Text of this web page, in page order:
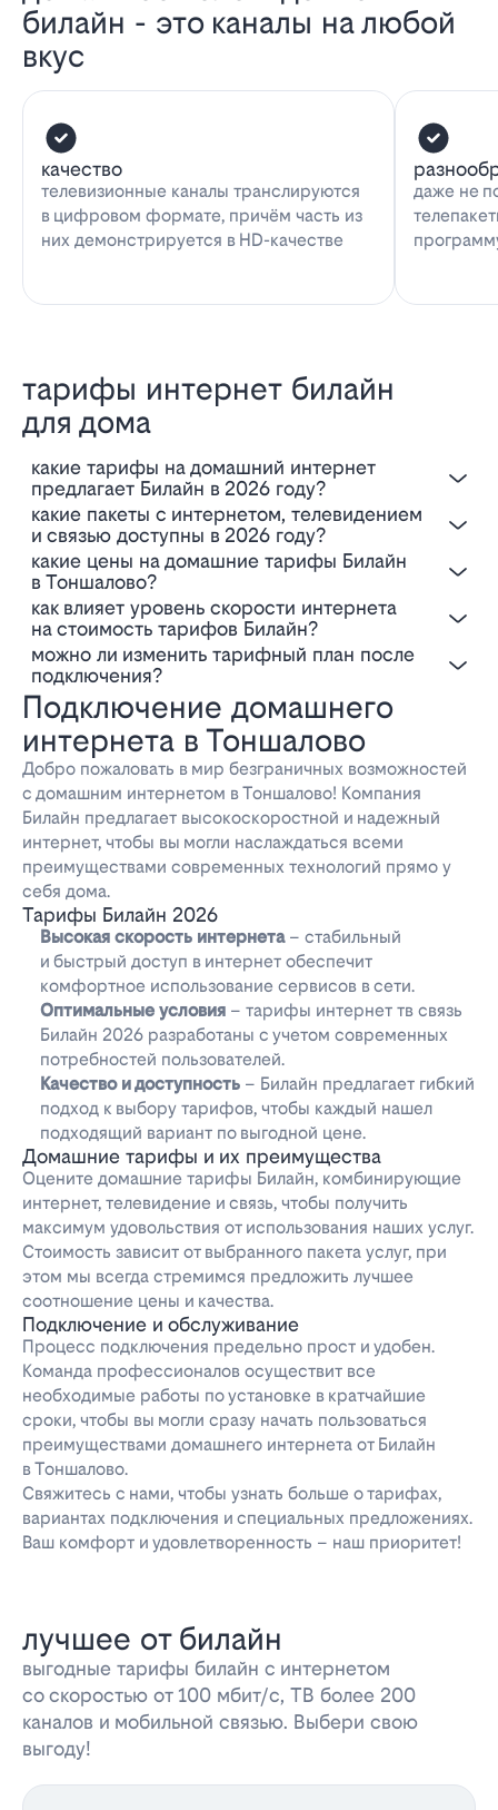
билайн - это каналы на любой
вкус
качество
телевизионные каналы транслируются
в цифровом формате, причём часть из
них демонстрируется в HD-качестве
даже не
тарифы интернет билайн
для дома
Какие тарифы на домашний интернет
предлагает Билайн в 2026 году?
Какие пакеты с интернетом, телевидением
и связью доступны в 2026 году?
Какие цены на домашние тарифы Билайн
в Тоншалово?
Как влияет уровень скорости интернета
на стоимость тарифов Билайн?
Можно ли изменить тарифный план после
подключения?
Подключение домашнего
интернета в Тоншалово
Добро пожаловать в мир безграничных возможностей
с домашним интернетом в Тоншалово! Компания
Билайн предлагает высокоскоростной и надежный
интернет, чтобы вы могли наслаждаться всеми
преимуществами современных технологий прямо у
себя дома.
Тарифы Билайн 2026
Высокая скорость интернета– стабильный
и быстрый доступ в интернет обеспечит
комфортное использование сервисов в сети.
Оптимальные условия – тарифы интернет тв связь
Билайн 2026 разработаны с учетом современных
потребностей пользователей.
Качество и доступность – Билайн предлагает гибкий
подход к выбору тарифов, чтобы каждый нашел
подходящий вариант по выгодной цене.
Домашние тарифы и их преимущества
Оцените домашние тарифы Билайн, комбинирующие
интернет, телевидение и связь, чтобы получить
максимум удовольствия от использования наших услуг.
Стоимость зависит от выбранного пакета услуг, при
этом мы всегда стремимся предложить лучшее
соотношение цены и качества.
Подключение и обслуживание
Процесс подключения предельно прост и удобен.
Команда профессионалов осуществит все
необходимые работы по установке в кратчайшие
сроки, чтобы вы могли сразу начать пользоваться
преимуществами домашнего интернета от Билайн
в Тоншалово.
Свяжитесь с нами, чтобы узнать больше о тарифах,
вариантах подключения и специальных предложениях.
Ваш комфорт и удовлетворенность – наш приоритет!
лучшее от билайн
выгодные тарифы билайн с интернетом
со скоростью от 100 мбит/с, ТВ более 200
каналов и мобильной связью. Выбери свою
выгоду!